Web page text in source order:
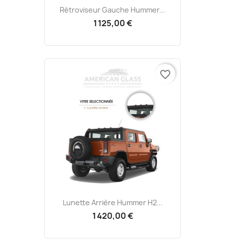
Rétroviseur Gauche Hummer...
1 125,00 €
Lunette Arrière Hummer H2...
1 420,00 €
favorite_border